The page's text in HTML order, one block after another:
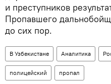
и преступников
Пропавшего
до сих пор.
В Узбекистане Аналитика
полицейский пропал